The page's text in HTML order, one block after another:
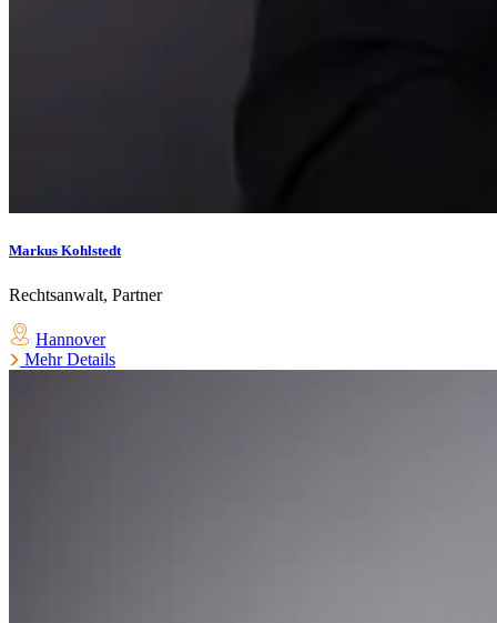
Markus Kohlstedt
Rechtsanwalt, Partner
Hannover
Mehr Details